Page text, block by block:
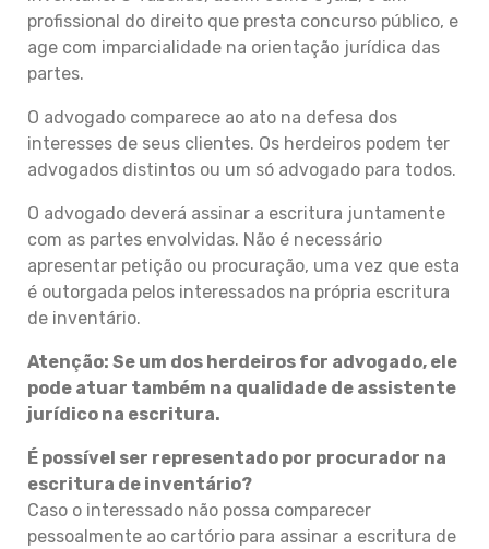
profissional do direito que presta concurso público, e
age com imparcialidade na orientação jurídica das
partes.
O advogado comparece ao ato na defesa dos
interesses de seus clientes. Os herdeiros podem ter
advogados distintos ou um só advogado para todos.
O advogado deverá assinar a escritura juntamente
com as partes envolvidas. Não é necessário
apresentar petição ou procuração, uma vez que esta
é outorgada pelos interessados na própria escritura
de inventário.
Atenção: Se um dos herdeiros for advogado, ele
pode atuar também na qualidade de assistente
jurídico na escritura.
É possível ser representado por procurador na
escritura de inventário?
Caso o interessado não possa comparecer
pessoalmente ao cartório para assinar a escritura de